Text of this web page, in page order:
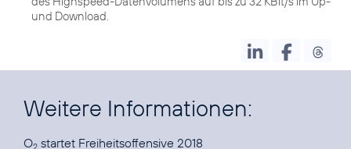
und Download.
Weitere Informationen:
O2 startet Freiheitsoffensive 2018